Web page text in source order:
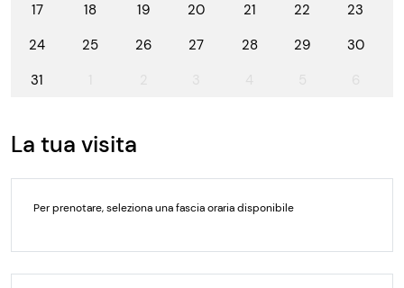
17
18 19 20 21 22
23
24
25 26 27 28 29
30
31
La tua visita
Per prenotare, seleziona una fascia oraria disponibile